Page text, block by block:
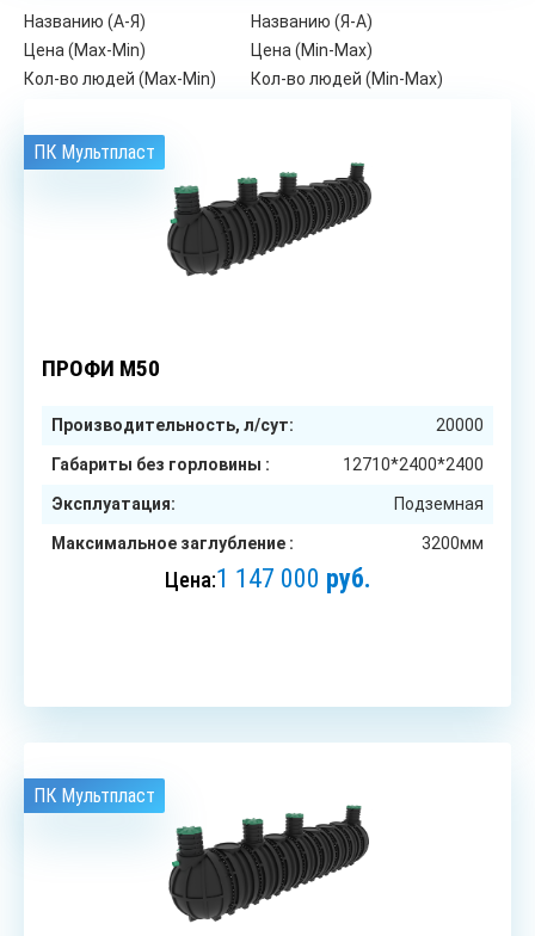
Названию (А-Я)
Названию (Я-А)
Цена (Max-Min)
Цена (Min-Max)
Кол-во людей (Max-Min)
Кол-во людей (Min-Max)
ПК Мультпласт
ПРОФИ М50
Производительность, л/сут: 20000
Габариты без горловины : 12710*2400*2400
Эксплуатация: Подземная
Максимальное заглубление : 3200мм
Цена:1 147 000 руб.
ПК Мультпласт